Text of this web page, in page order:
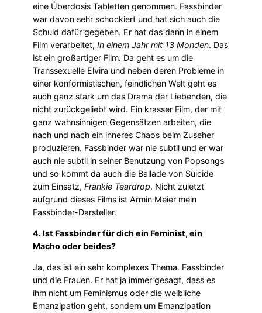
eine Überdosis Tabletten genommen. Fassbinder
war davon sehr schockiert und hat sich auch die
Schuld dafür gegeben. Er hat das dann in einem
Film verarbeitet, In einem Jahr mit 13 Monden. Das
ist ein großartiger Film. Da geht es um die
Transsexuelle Elvira und neben deren Probleme in
einer konformistischen, feindlichen Welt geht es
auch ganz stark um das Drama der Liebenden, die
nicht zurückgeliebt wird. Ein krasser Film, der mit
ganz wahnsinnigen Gegensätzen arbeiten, die
nach und nach ein inneres Chaos beim Zuseher
produzieren. Fassbinder war nie subtil und er war
auch nie subtil in seiner Benutzung von Popsongs
und so kommt da auch die Ballade von Suicide
zum Einsatz, Frankie Teardrop. Nicht zuletzt
aufgrund dieses Films ist Armin Meier mein
Fassbinder-Darsteller.
4. Ist Fassbinder für dich ein Feminist, ein
Macho oder beides?
Ja, das ist ein sehr komplexes Thema. Fassbinder
und die Frauen. Er hat ja immer gesagt, dass es
ihm nicht um Feminismus oder die weibliche
Emanzipation geht, sondern um Emanzipation